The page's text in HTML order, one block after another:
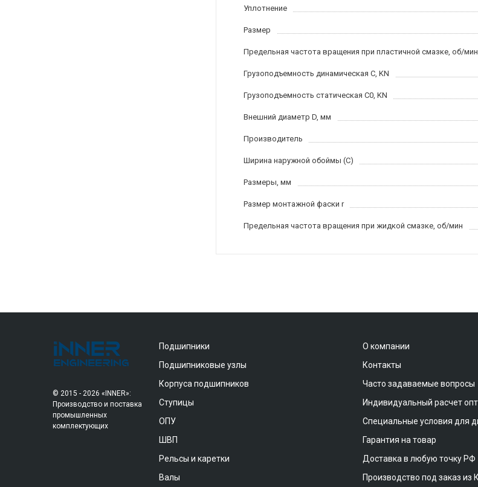
Уплотнение
Размер
Предельная частота вращения при пластичной смазке, об/мин
Грузоподъемность динамическая C, KN
Грузоподъемность статическая C0, KN
Внешний диаметр D, мм
Производитель
Ширина наружной обоймы (C)
Размеры, мм
Размер монтажной фаски r
Предельная частота вращения при жидкой смазке, об/мин
© 2015 - 2026 «INNER»:
Производство и поставка
промышленных
комплектующих
Подшипники
Подшипниковые узлы
Корпуса подшипников
Ступицы
ОПУ
ШВП
Рельсы и каретки
Валы
О компании
Контакты
Часто задаваемые вопросы
Индивидуальный расчет
Специальные условия для
Гарантия на товар
Доставка в любую точку РФ
Производство под заказ из